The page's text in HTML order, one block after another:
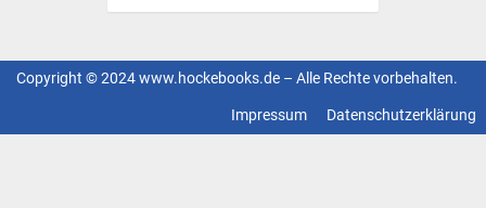
Copyright © 2024 www.hockebooks.de – Alle Rechte vorbehalten.
Datenschutzerklärung
Impressum